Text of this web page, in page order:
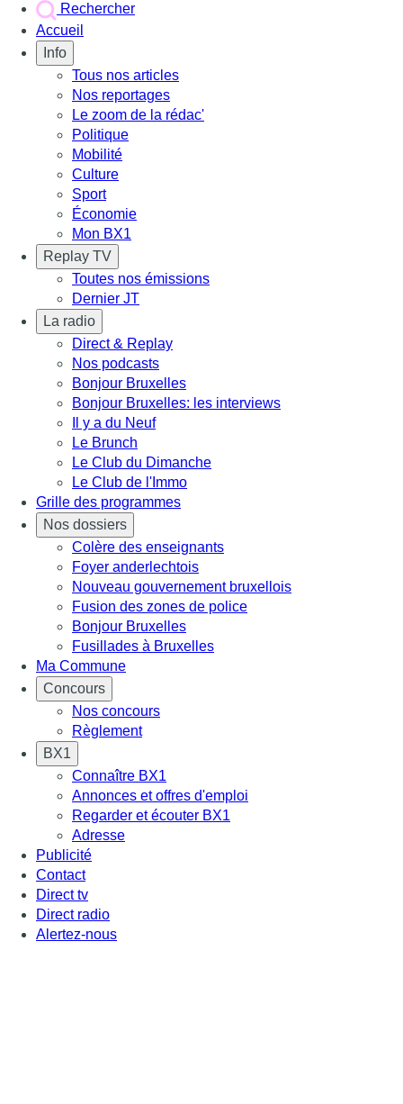
Rechercher
Accueil
Info
Tous nos articles
Nos reportages
Le zoom de la rédac'
Politique
Mobilité
Culture
Sport
Économie
Mon BX1
Replay TV
Toutes nos émissions
Dernier JT
La radio
Direct & Replay
Nos podcasts
Bonjour Bruxelles
Bonjour Bruxelles: les interviews
Il y a du Neuf
Le Brunch
Le Club du Dimanche
Le Club de l'Immo
Grille des programmes
Nos dossiers
Colère des enseignants
Foyer anderlechtois
Nouveau gouvernement bruxellois
Fusion des zones de police
Bonjour Bruxelles
Fusillades à Bruxelles
Ma Commune
Concours
Nos concours
Règlement
BX1
Connaître BX1
Annonces et offres d'emploi
Regarder et écouter BX1
Adresse
Publicité
Contact
Direct tv
Direct radio
Alertez-nous